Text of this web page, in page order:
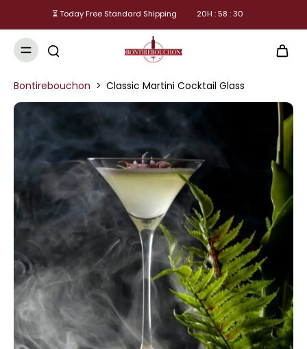
⏳ Today Free Standard Shipping 20H :58 :30
Bontirebouchon > Classic Martini Cocktail Glass